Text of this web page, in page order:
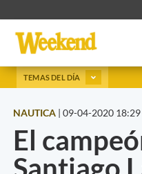
TEMAS DEL DÍA
NAUTICA | 09-04-2020 18:29
El